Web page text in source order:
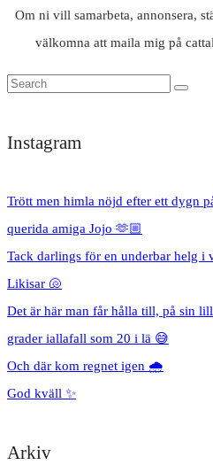
Om ni vill samarbeta, annonsera,
välkomna att maila mig på
Instagram
Trött men himla nöjd efter ett dygn
querida amiga Jojo 🫶🏼
Tack darlings för en underbar helg i
Likisar 🐚
Det är här man får hålla till, på sin
grader iallafall som 20 i lä 😅
Och där kom regnet igen 🌧️
God kväll ✨
Arkiv